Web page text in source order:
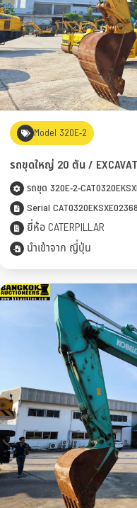
Model 320E-2
รถขุดใหญ่ 20 ตัน /
รถขุด 320E-2-
Serial CAT0320EKSXE02368
ยี่ห้อ CATERPILLAR
นำเข้าจาก ญี่ปุ่น